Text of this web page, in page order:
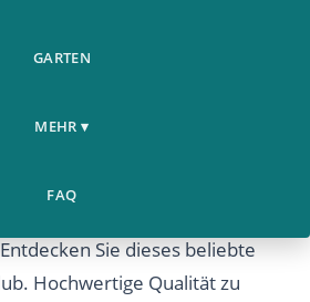
GARTEN
MEHR ▾
FAQ
Mote Kvinner Sateng Natt
Sie dieses beliebte
Hochwertige Qualität zu